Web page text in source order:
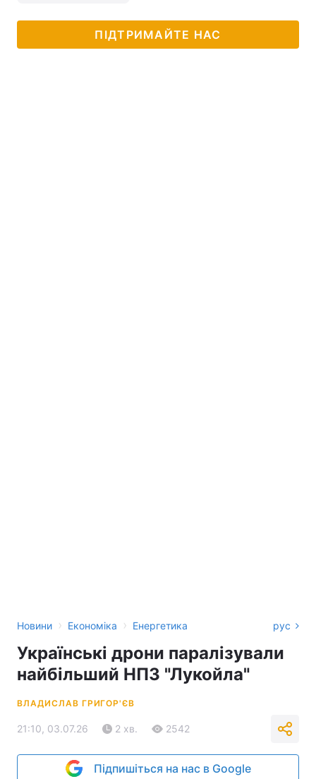
ПІДТРИМАЙТЕ НАС
Новини › Економіка › Енергетика рус
Українські дрони паралізували
найбільший НПЗ "Лукойла"
ВЛАДИСЛАВ ГРИГОР'ЄВ
21:10, 03.07.26 2 хв. 2542
Підпишіться на нас в Google